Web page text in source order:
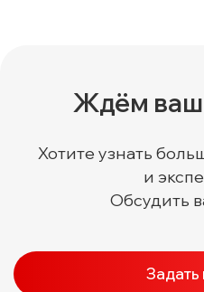
Ждём
Хотите узнать
и
Обсудить
Задать